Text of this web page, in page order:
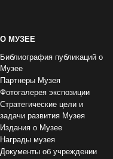
О МУЗЕЕ
Библиография публикаций о
Музее
Партнеры Музея
Фотогалерея экспозиции
Стратегические цели и
задачи развития Музея
Издания о Музее
Награды музея
Документы об учреждении